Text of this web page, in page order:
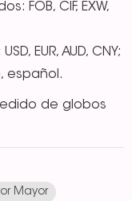
FOB, CIF, EXW,
EUR, AUD, CNY;
español.
de globos
Mayor